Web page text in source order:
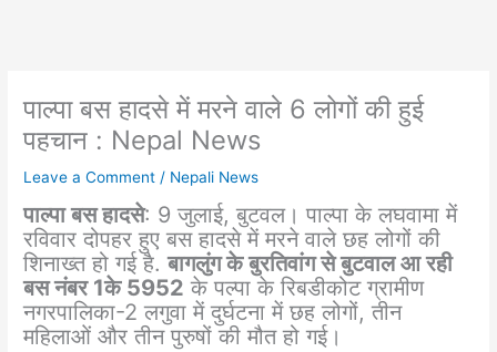
पाल्पा बस हादसे में मरने वाले 6 लोगों की हुई
पहचान : Nepal News
Leave a Comment / Nepali News
पाल्पा बस हादसे: 9 जुलाई, बुटवल। पाल्पा के लघवामा में
रविवार दोपहर हुए बस हादसे में मरने वाले छह लोगों की
शिनाख्त हो गई है.बागलुंग के बुरतिवांग से बुटवाल आ रही
बस नंबर 1के 5952 के पल्पा के रिबडीकोट ग्रामीण
नगरपालिका-2 लगुवा में दुर्घटना में छह लोगों, तीन
महिलाओं और तीन पुरुषों की मौत हो गई।